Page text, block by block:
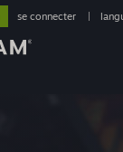
se connecter